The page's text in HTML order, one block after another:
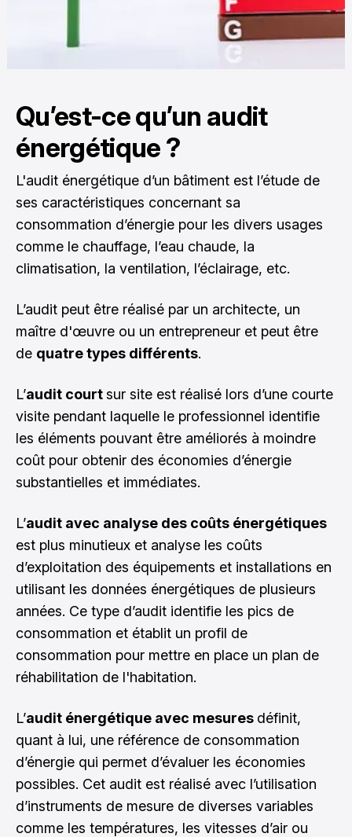
Qu’est-ce qu’un audit
énergétique ?
L'audit énergétique d’un bâtiment est l’étude de
ses caractéristiques concernant sa
consommation d’énergie pour les divers usages
comme le chauffage, l’eau chaude, la
climatisation, la ventilation, l’éclairage, etc.
L’audit peut être réalisé par un architecte, un
maître d'œuvre ou un entrepreneur et peut être
de quatre types différents.
L’audit courtsur site est réalisé lors d’une courte
visite pendant laquelle le professionnel identifie
les éléments pouvant être améliorés à moindre
coût pour obtenir des économies d’énergie
substantielles et immédiates.
L’audit avec analyse des coûts énergétiques
est plus minutieux et analyse les coûts
d’exploitation des équipements et installations en
utilisant les données énergétiques de plusieurs
années. Ce type d’audit identifie les pics de
consommation et établit un profil de
consommation pour mettre en place un plan de
réhabilitation de l'habitation.
L’audit énergétique avec mesures définit,
quant à lui, une référence de consommation
d’énergie qui permet d’évaluer les économies
possibles. Cet audit est réalisé avec l’utilisation
d’instruments de mesure de diverses variables
comme les températures, les vitesses d’air ou